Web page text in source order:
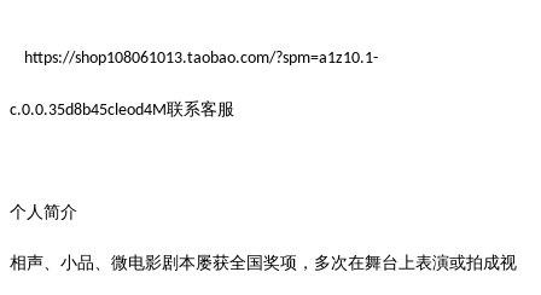
https://shop108061013.taobao.com/?spm=a1z10.1-
c.0.0.35d8b45cleod4M联系客服
个人简介
相声、小品、微电影剧本屡获全国奖项，多次在舞台上表演或拍成视